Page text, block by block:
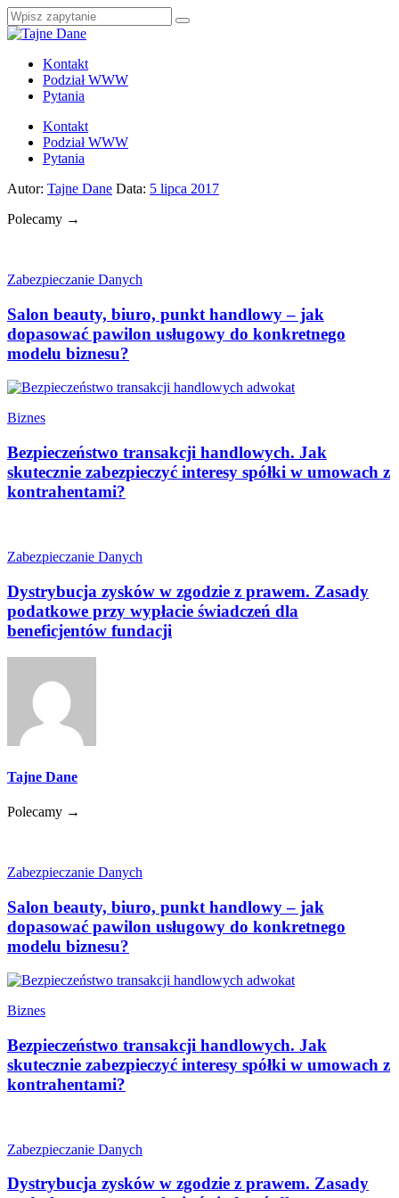
Kontakt
Podział WWW
Pytania
Kontakt
Podział WWW
Pytania
Autor: Tajne Dane Data: 5 lipca 2017
Polecamy →
Zabezpieczanie Danych
Salon beauty, biuro, punkt handlowy – jak
dopasować pawilon usługowy do konkretnego
modelu biznesu?
Biznes
Bezpieczeństwo transakcji handlowych. Jak
skutecznie zabezpieczyć interesy spółki w umowach z
kontrahentami?
Zabezpieczanie Danych
Dystrybucja zysków w zgodzie z prawem. Zasady
podatkowe przy wypłacie świadczeń dla
beneficjentów fundacji
Tajne Dane
Polecamy →
Zabezpieczanie Danych
Salon beauty, biuro, punkt handlowy – jak
dopasować pawilon usługowy do konkretnego
modelu biznesu?
Biznes
Bezpieczeństwo transakcji handlowych. Jak
skutecznie zabezpieczyć interesy spółki w umowach z
kontrahentami?
Zabezpieczanie Danych
Dystrybucja zysków w zgodzie z prawem. Zasady